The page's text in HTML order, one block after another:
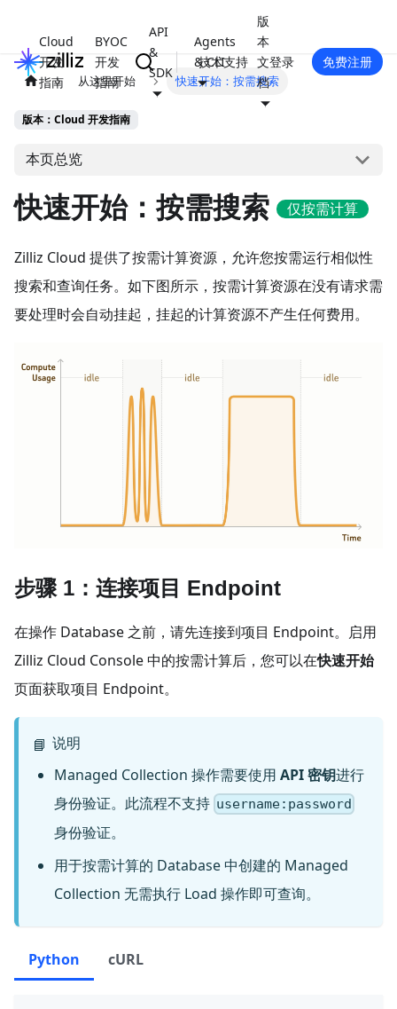
Cloud
开发
指南
BYOC
开发
指南
API
&
SDK
Agents
& CLI
版
本
文
档
技术支持 登录 免费注册
从这里开始 快速开始：按需搜索
版本：Cloud 开发指南
本页总览
快速开始：按需搜索 仅按需计算
Zilliz Cloud 提供了按需计算资源，允许您按需运行相似性
搜索和查询任务。如下图所示，按需计算资源在没有请求需
要处理时会自动挂起，挂起的计算资源不产生任何费用。
步骤 1：连接项目 Endpoint
在操作 Database 之前，请先连接到项目 Endpoint。启用
Zilliz Cloud Console 中的按需计算后，您可以在快速开始
页面获取项目 Endpoint。
📘 说明
Managed Collection 操作需要使用 API 密钥进行
身份验证。此流程不支持 username:password
身份验证。
用于按需计算的 Database 中创建的 Managed
Collection 无需执行 Load 操作即可查询。
Python cURL